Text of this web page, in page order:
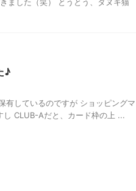
♪
有しているのですが ショッピングマ
CLUB-Aだと、カード枠の上 ...